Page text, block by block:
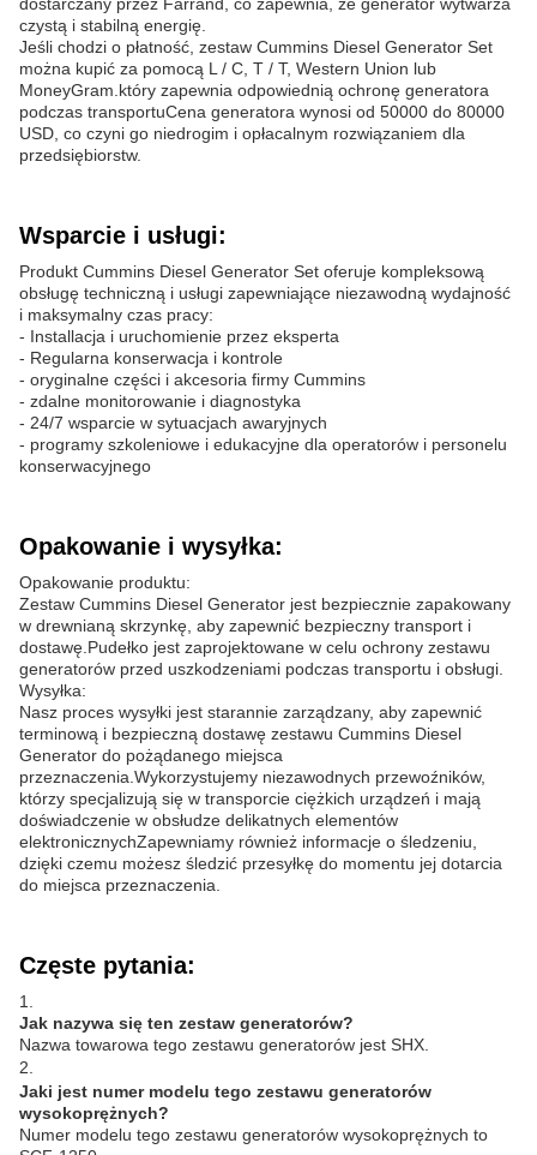
czystą i stabilną energię.
Jeśli chodzi o płatność, zestaw Cummins Diesel Generator Set
można kupić za pomocą L / C, T / T, Western Union lub
MoneyGram.który zapewnia odpowiednią ochronę generatora
podczas transportuCena generatora wynosi od 50000 do 80000
USD, co czyni go niedrogim i opłacalnym rozwiązaniem dla
przedsiębiorstw.
Wsparcie i usługi:
Produkt Cummins Diesel Generator Set oferuje kompleksową
obsługę techniczną i usługi zapewniające niezawodną wydajność
i maksymalny czas pracy:
- Installacja i uruchomienie przez eksperta
- Regularna konserwacja i kontrole
- oryginalne części i akcesoria firmy Cummins
- zdalne monitorowanie i diagnostyka
- 24/7 wsparcie w sytuacjach awaryjnych
- programy szkoleniowe i edukacyjne dla operatorów i personelu
konserwacyjnego
Opakowanie i wysyłka:
Opakowanie produktu:
Zestaw Cummins Diesel Generator jest bezpiecznie zapakowany
w drewnianą skrzynkę, aby zapewnić bezpieczny transport i
dostawę.Pudełko jest zaprojektowane w celu ochrony zestawu
generatorów przed uszkodzeniami podczas transportu i obsługi.
Wysyłka:
Nasz proces wysyłki jest starannie zarządzany, aby zapewnić
terminową i bezpieczną dostawę zestawu Cummins Diesel
Generator do pożądanego miejsca
przeznaczenia.Wykorzystujemy niezawodnych przewoźników,
którzy specjalizują się w transporcie ciężkich urządzeń i mają
doświadczenie w obsłudze delikatnych elementów
elektronicznychZapewniamy również informacje o śledzeniu,
dzięki czemu możesz śledzić przesyłkę do momentu jej dotarcia
do miejsca przeznaczenia.
Częste pytania:
1.
Jak nazywa się ten zestaw generatorów?
Nazwa towarowa tego zestawu generatorów jest SHX.
2.
Jaki jest numer modelu tego zestawu generatorów
wysokoprężnych?
Numer modelu tego zestawu generatorów wysokoprężnych to